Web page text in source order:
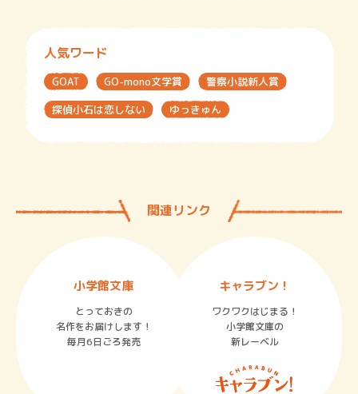
人気ワード
GOAT GO-mono文学賞
警察小説新人賞
探偵小石は恋しない
ゆっきゅん
関連リンク
小学館文庫
とっておきの
名作をお届けします！
毎月6日ごろ発売
キャラブン！
ワクワクはじまる！
小学館文庫の
新レーベル